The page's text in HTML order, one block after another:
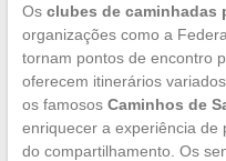
Os clubes de caminhadas
organizações como a
tornam pontos de encontro
oferecem itinerários
os famosos Caminhos de
enriquecer a experiência de
do compartilhamento. Os